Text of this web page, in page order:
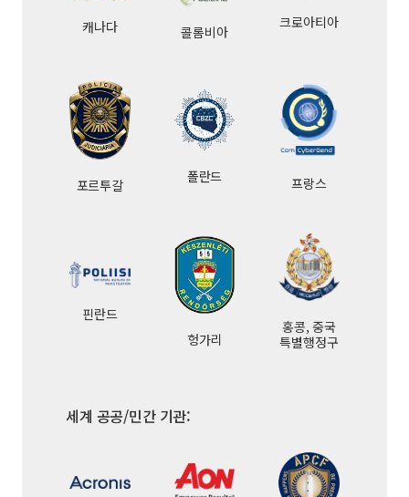
캐나다 콜롬비아
크로아티아
포르투갈
폴란드 프랑스
핀란드
헝가리
홍콩, 중국
특별행정구
세계 공공/민간 기관: